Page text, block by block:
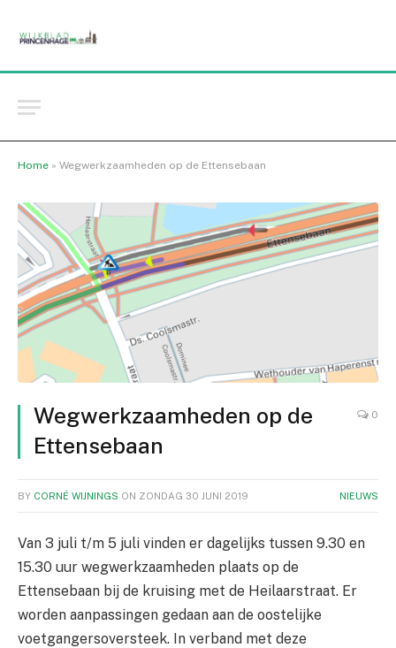
Home » Wegwerkzaamheden op de Ettensebaan
Wegwerkzaamheden op de
Ettensebaan
0
BY CORNÉ WIJNINGS ON ZONDAG 30 JUNI 2019 NIEUWS
Van 3 juli t/m 5 juli vinden er dagelijks tussen 9.30 en
15.30 uur wegwerkzaamheden plaats op de
Ettensebaan bij de kruising met de Heilaarstraat. Er
worden aanpassingen gedaan aan de oostelijke
voetgangersoversteek. In verband met deze